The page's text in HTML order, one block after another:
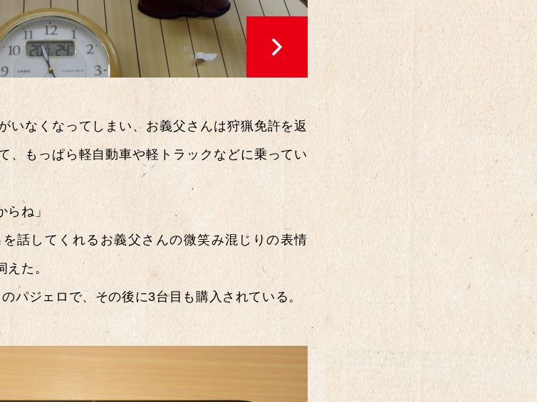
いなくなってしまい、お義父さんは狩猟免許を返
、もっぱら軽自動車や軽トラックなどに乗ってい
らね」
話してくれるお義父さんの微笑み混じりの表情
た。
パジェロで、その後に3台目も購入されている。